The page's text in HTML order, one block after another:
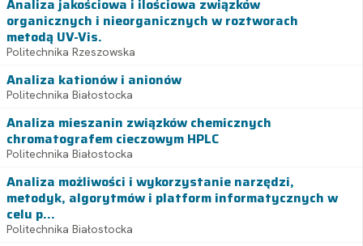
Analiza jakościowa i ilościowa związków
organicznych i nieorganicznych w roztworach
metodą UV-Vis.
Politechnika Rzeszowska
Analiza kationów i anionów
Politechnika Białostocka
Analiza mieszanin związków chemicznych
chromatografem cieczowym HPLC
Politechnika Białostocka
Analiza możliwości i wykorzystanie narzędzi,
metodyk, algorytmów i platform informatycznych w
celu p...
Politechnika Białostocka